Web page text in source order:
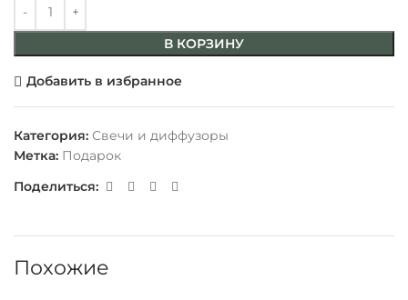
В КОРЗИНУ
Добавить в избранное
Категория: Свечи и диффузоры
Метка: Подарок
Поделиться:
Похожие